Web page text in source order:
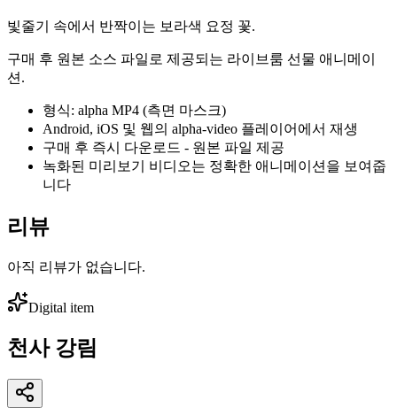
빛줄기 속에서 반짝이는 보라색 요정 꽃.
구매 후 원본 소스 파일로 제공되는 라이브룸 선물 애니메이
션.
형식: alpha MP4 (측면 마스크)
Android, iOS 및 웹의 alpha-video 플레이어에서 재생
구매 후 즉시 다운로드 - 원본 파일 제공
녹화된 미리보기 비디오는 정확한 애니메이션을 보여줍
니다
리뷰
아직 리뷰가 없습니다.
Digital item
천사 강림